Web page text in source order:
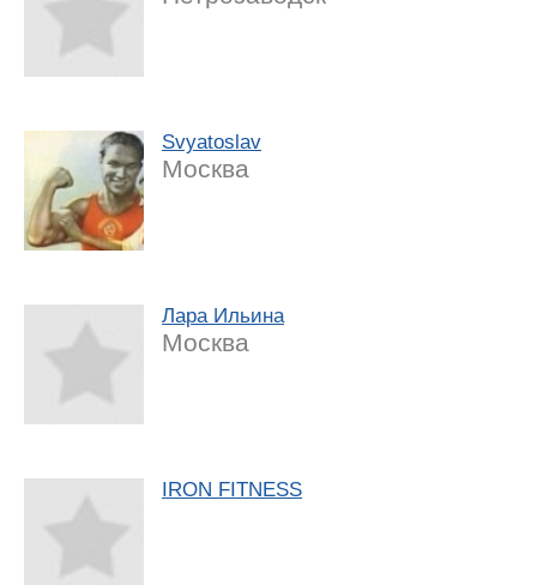
Svyatoslav
Москва
Лара Ильина
Москва
IRON FITNESS